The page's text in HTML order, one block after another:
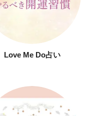
Love Me Do占い